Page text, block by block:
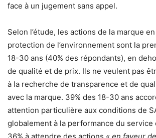
face à un jugement sans appel.
Selon l’étude, les actions de la marque
protection de l’environnement sont la
18-30 ans (40% des répondants), en
de qualité et de prix. Ils ne veulent pas
à la recherche de transparence et de
avec la marque. 39% des 18-30 ans
attention particulière aux conditions de
globalement à la performance du service
36% à attendre des actions « en faveur